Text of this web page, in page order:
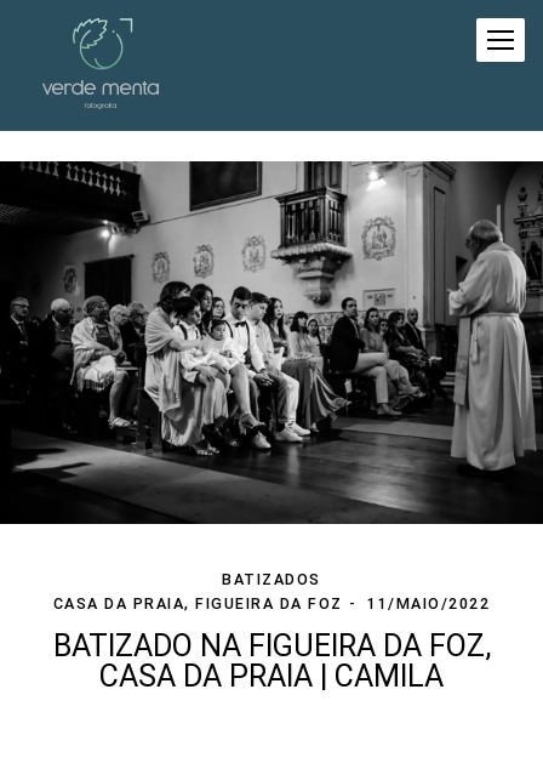
BATIZADOS
CASA DA PRAIA, FIGUEIRA DA FOZ
11/MAIO/2022
BATIZADO NA FIGUEIRA DA FOZ,
CASA DA PRAIA | CAMILA